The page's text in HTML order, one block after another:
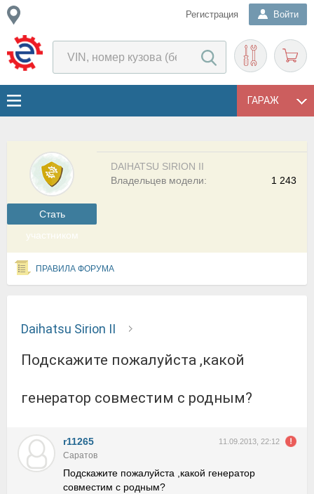
Регистрация Войти
ГАРАЖ
Cтать
участником
DAIHATSU SIRION II
1 243
Владельцев модели:
ПРАВИЛА ФОРУМА
Daihatsu Sirion II
Подскажите пожалуйста ,какой
генератор совместим с родным?
r11265 11.09.2013, 22:12
Саратов
Подскажите пожалуйста ,какой генератор
совместим с родным?